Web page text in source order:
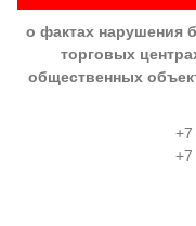
о фактах нарушения
торговых
общественных
+7